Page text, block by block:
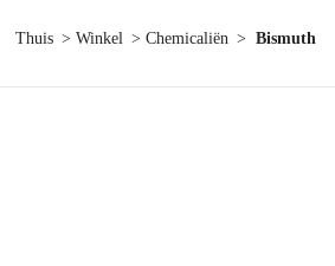
Thuis Winkel Chemicaliën Bismuth